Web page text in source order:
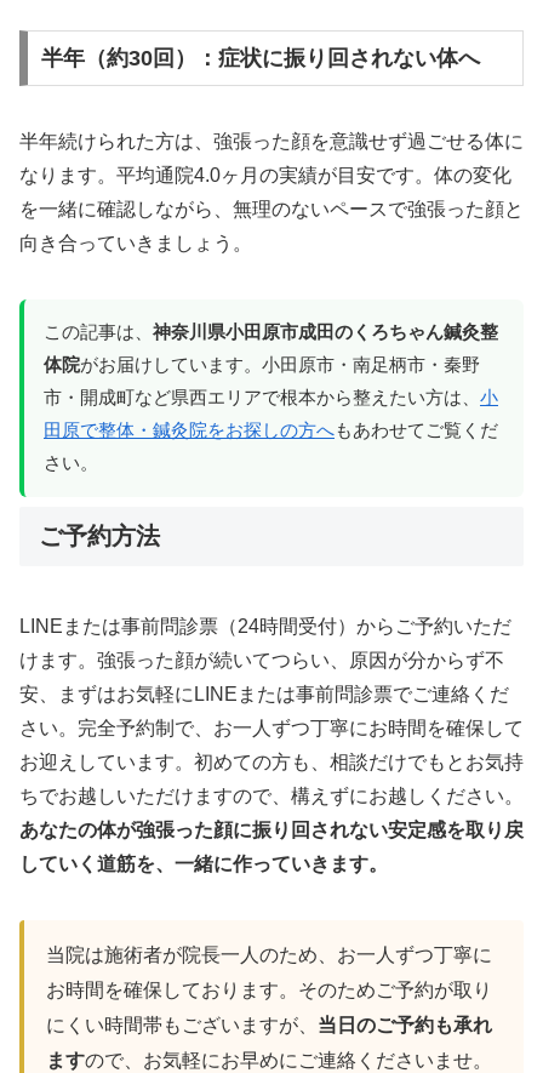
半年（約30回）：症状に振り回されない体へ
半年続けられた方は、強張った顔を意識せず過ごせる体に
なります。平均通院4.0ヶ月の実績が目安です。体の変化
を一緒に確認しながら、無理のないペースで強張った顔と
向き合っていきましょう。
この記事は、 神奈川県小田原市成田のくろちゃん鍼灸整
体院がお届けしています。小田原市・南足柄市・秦野
市・開成町など県西エリアで根本から整えたい方は、 小
田原で整体・鍼灸院をお探しの方へもあわせてご覧くだ
さい。
ご予約方法
LINEまたは事前問診票（24時間受付）からご予約いただ
けます。強張った顔が続いてつらい、原因が分からず不
安、まずはお気軽にLINEまたは事前問診票でご連絡くだ
さい。完全予約制で、お一人ずつ丁寧にお時間を確保して
お迎えしています。初めての方も、相談だけでもとお気持
ちでお越しいただけますので、構えずにお越しください。
あなたの体が強張った顔に振り回されない安定感を取り戻
していく道筋を、一緒に作っていきます。
当院は施術者が院長一人のため、お一人ずつ丁寧に
お時間を確保しております。そのためご予約が取り
にくい時間帯もございますが、 当日のご予約も承れ
ますので、お気軽にお早めにご連絡くださいませ。